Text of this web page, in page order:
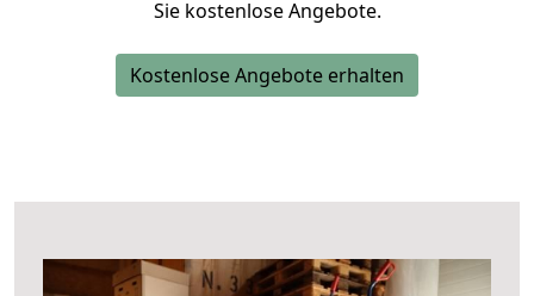
Sie kostenlose Angebote.
Kostenlose Angebote erhalten